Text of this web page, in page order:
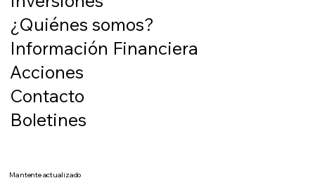
compliance
Flexible contract options
¿Quiénes somos?
Información Financiera
Acciones
Contacto
Boletines
Mantente actualizado